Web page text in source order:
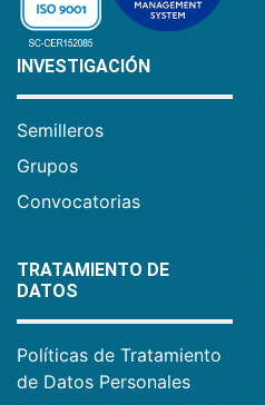
INVESTIGACIÓN
Semilleros
Grupos
Convocatorias
TRATAMIENTO DE
DATOS
Políticas de Tratamiento
de Datos Personales